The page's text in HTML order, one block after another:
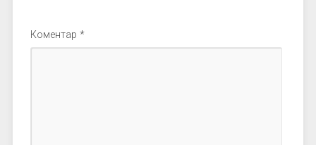
Коментар *